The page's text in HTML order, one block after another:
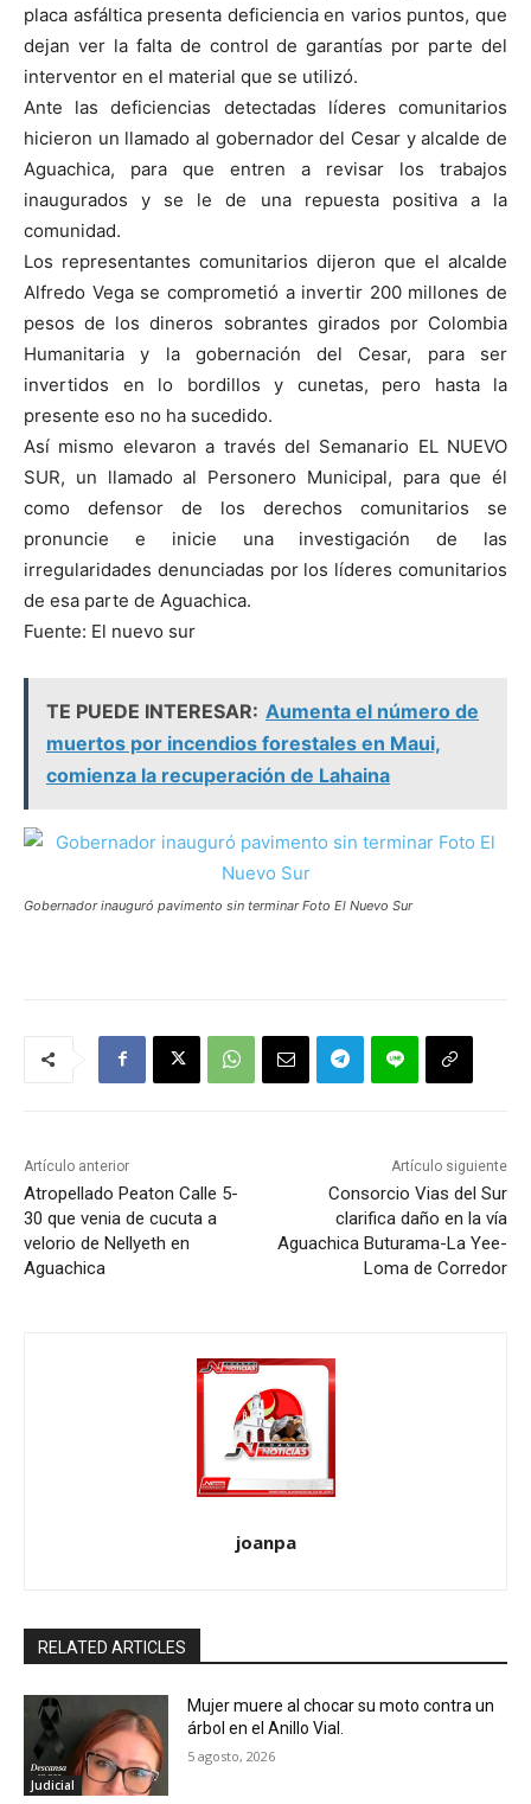
placa asfáltica presenta deficiencia en varios puntos, que
dejan ver la falta de control de garantías por parte del
interventor en el material que se utilizó.
Ante las deficiencias detectadas líderes comunitarios
hicieron un llamado al gobernador del Cesar y alcalde de
Aguachica, para que entren a revisar los trabajos
inaugurados y se le de una repuesta positiva a la
comunidad.
Los representantes comunitarios dijeron que el alcalde
Alfredo Vega se comprometió a invertir 200 millones de
pesos de los dineros sobrantes girados por Colombia
Humanitaria y la gobernación del Cesar, para ser
invertidos en lo bordillos y cunetas, pero hasta la
presente eso no ha sucedido.
Así mismo elevaron a través del Semanario EL NUEVO
SUR, un llamado al Personero Municipal, para que él
como defensor de los derechos comunitarios se
pronuncie e inicie una investigación de las
irregularidades denunciadas por los líderes comunitarios
de esa parte de Aguachica.
Fuente: El nuevo sur
TE PUEDE INTERESAR: Aumenta el número de
muertos por incendios forestales en Maui,
comienza la recuperación de Lahaina
Gobernador inauguró pavimento sin terminar Foto El Nuevo Sur
Artículo anterior
Atropellado Peaton Calle 5-
30 que venia de cucuta a
velorio de Nellyeth en
Aguachica
Artículo siguiente
Consorcio Vias del Sur
clarifica daño en la vía
Aguachica Buturama-La Yee-
Loma de Corredor
joanpa
RELATED ARTICLES
Judicial
Mujer muere al chocar su moto contra un
árbol en el Anillo Vial.
5 agosto, 2026